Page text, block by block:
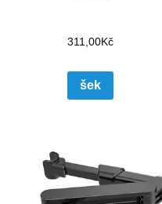
311,00Kč
šek